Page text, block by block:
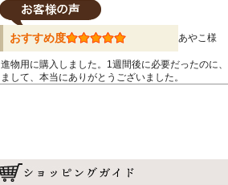
おすすめ度 あやこ様
進物用に購入しました。1週間後に必要だったのに
まして、本当にありがとうございました。